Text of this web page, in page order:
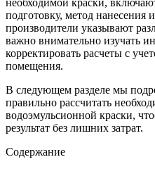
необходимой краски,
подготовку, метод нанесения
производители указывают
важно внимательно изучать
корректировать расчеты с
помещения.
В следующем разделе мы
правильно рассчитать
водоэмульсионной краски,
результат без лишних затрат.
Содержание